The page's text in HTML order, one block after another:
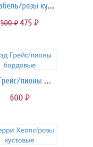
Мирабель/розы кустовые
500руб. 475 руб.
Рэд Грейс/пионы бордовые
600 руб.